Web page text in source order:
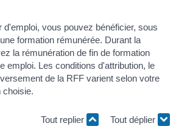
d'emploi, vous pouvez bénéficier, sous
formation rémunérée. Durant la
la rémunération de fin de formation
emploi. Les conditions d'attribution, le
de la RFF varient selon votre
choisie.
Tout replier Tout déplier